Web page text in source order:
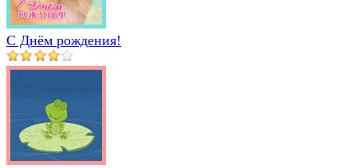
С Днём рождения!